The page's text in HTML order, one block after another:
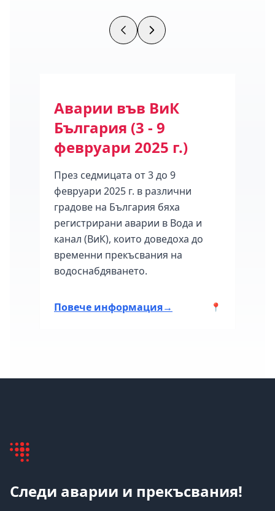
Аварии във ВиК
България (3 - 9
февруари 2025 г.)
През седмицата от 3 до 9
февруари 2025 г. в различни
градове на България бяха
регистрирани аварии в Вода и
канал (ВиК), които доведоха до
временни прекъсвания на
водоснабдяването.
Повече информация→ 📍
Следи аварии и прекъсвания!